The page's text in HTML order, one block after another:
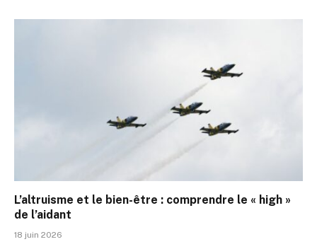
L’altruisme et le bien-être : comprendre le « high »
de l’aidant
18 juin 2026